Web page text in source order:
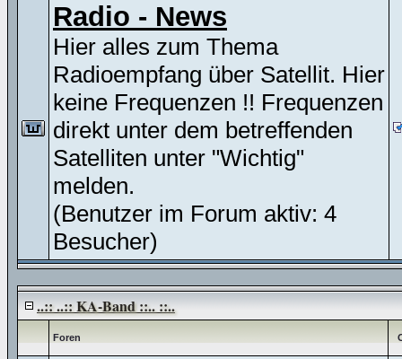
Radio - News
Hier alles zum Thema
Radioempfang über Satellit. Hier
keine Frequenzen !! Frequenzen
direkt unter dem betreffenden
Satelliten unter "Wichtig"
melden.
(Benutzer im Forum aktiv: 4
Besucher)
..:: ..:: KA-Band ::.. ::..
Foren